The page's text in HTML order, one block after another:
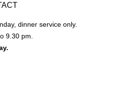
dinner service only.
9.30 pm.